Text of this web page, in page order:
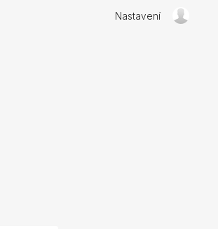
Nastavení